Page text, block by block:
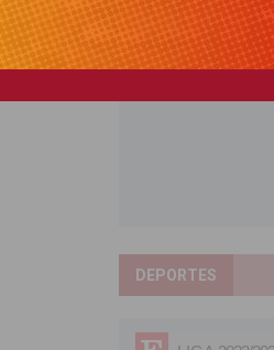
DEPORTES